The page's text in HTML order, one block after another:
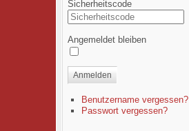
Sicherheitscode
Angemeldet bleiben
Anmelden
Benutzername vergessen?
Passwort vergessen?